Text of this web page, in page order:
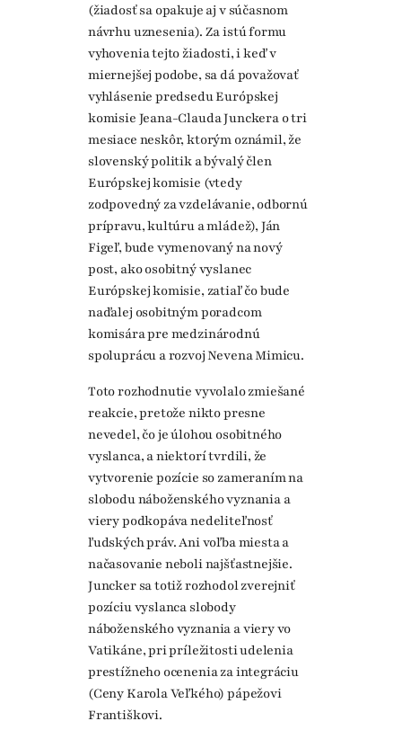
(žiadosť sa opakuje aj v súčasnom
návrhu uznesenia). Za istú formu
vyhovenia tejto žiadosti, i keď v
miernejšej podobe, sa dá považovať
vyhlásenie predsedu Európskej
komisie Jeana-Clauda Junckera o tri
mesiace neskôr, ktorým oznámil, že
slovenský politik a bývalý člen
Európskej komisie (vtedy
zodpovedný za vzdelávanie, odbornú
prípravu, kultúru a mládež), Ján
Figeľ, bude vymenovaný na nový
post, ako osobitný vyslanec
Európskej komisie, zatiaľ čo bude
naďalej osobitným poradcom
komisára pre medzinárodnú
spoluprácu a rozvoj Nevena Mimicu.
Toto rozhodnutie vyvolalo zmiešané
reakcie, pretože nikto presne
nevedel, čo je úlohou osobitného
vyslanca, a niektorí tvrdili, že
vytvorenie pozície so zameraním na
slobodu náboženského vyznania a
viery podkopáva nedeliteľnosť
ľudských práv. Ani voľba miesta a
načasovanie neboli najšťastnejšie.
Juncker sa totiž rozhodol zverejniť
pozíciu vyslanca slobody
náboženského vyznania a viery vo
Vatikáne, pri príležitosti udelenia
prestížneho ocenenia za integráciu
(Ceny Karola Veľkého) pápežovi
Františkovi.